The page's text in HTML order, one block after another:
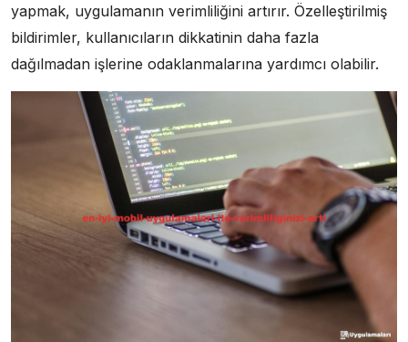
yapmak, uygulamanın verimliliğini artırır. Özelleştirilmiş
bildirimler, kullanıcıların dikkatinin daha fazla
dağılmadan işlerine odaklanmalarına yardımcı olabilir.